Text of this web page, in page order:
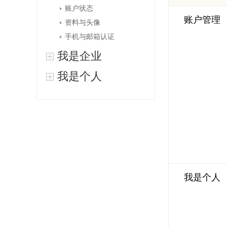
账户状态
资料与头像
手机与邮箱认证
我是企业
我是个人
账户管理
我是个人